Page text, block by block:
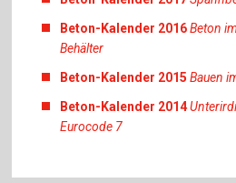
Beton-Kalender 2016Beton
Behälter
Beton-Kalender 2015Bauen
Beton-Kalender 2014
Eurocode 7